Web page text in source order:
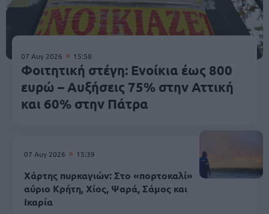
07 Αυγ 2026 15:58
Φοιτητική στέγη: Ενοίκια έως 800
ευρώ – Αυξήσεις 75% στην Αττική
και 60% στην Πάτρα
07 Αυγ 2026 15:39
Χάρτης πυρκαγιών: Στο «πορτοκαλί»
αύριο Κρήτη, Χίος, Ψαρά, Σάμος και
Ικαρία